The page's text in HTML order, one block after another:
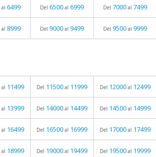
al 6499 Del 6500 al 6999 Del 7000 al 7499
al 8999 Del 9000 al 9499 Del 9500 al 9999
al 11499 Del 11500 al 11999 Del 12000 al 12499
al 13999 Del 14000 al 14499 Del 14500 al 14999
al 16499 Del 16500 al 16999 Del 17000 al 17499
al 18999 Del 19000 al 19499 Del 19500 al 19999